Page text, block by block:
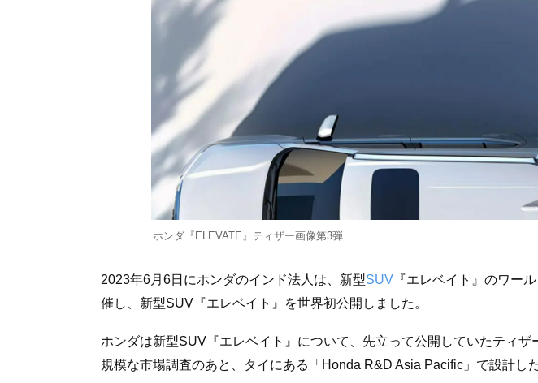
ホンダ『ELEVATE』ティザー画像第3弾
2023年6月6日にホンダのインド法人は、新型SUV 『エレベイト』のワー
催し、新型SUV『エレベイト』を世界初公開しました。
ホンダは新型SUV『エレベイト』について、先立って公開していたティザ
規模な市場調査のあと、タイにある「Honda R&D Asia Pacific」で設計し